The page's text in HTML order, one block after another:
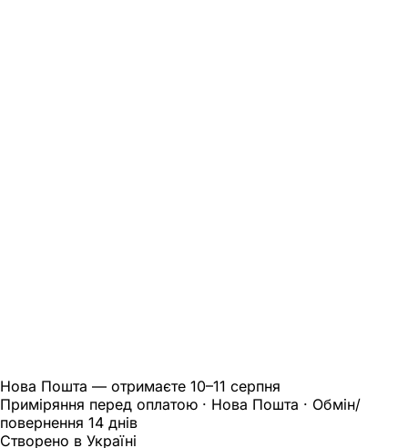
Нова Пошта — отримаєте 10–11 серпня
Приміряння перед оплатою · Нова Пошта · Обмін/
повернення 14 днів
Створено в Україні